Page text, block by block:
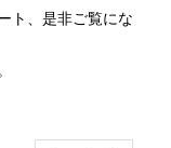
ト、是非ご覧にな